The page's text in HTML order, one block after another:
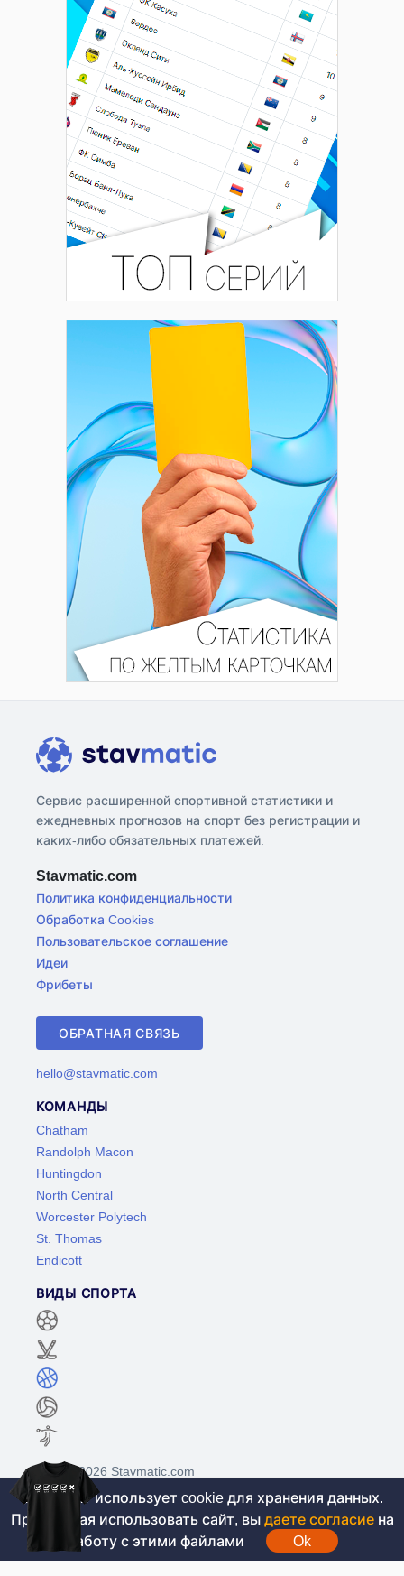
Сервис расширенной спортивной статистики и
ежедневных прогнозов на спорт без регистрации и
каких-либо обязательных платежей.
Stavmatic.com
Политика конфиденциальности
Обработка Cookies
Пользовательское соглашение
Идеи
Фрибеты
ОБРАТНАЯ СВЯЗЬ
hello@stavmatic.com
КОМАНДЫ
Chatham
Randolph Macon
Huntingdon
North Central
Worcester Polytech
St. Thomas
Endicott
ВИДЫ СПОРТА
©2017-2026 Stavmatic.com
Для лиц старше 18 лет. На сайте не
проводятся игры на денежные средства, вся
Этот сайт использует cookie для хранения данных.
Продолжая использовать сайт, вы даете согласие на
работу с этими файлами
Ok